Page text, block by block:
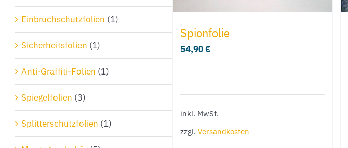
Spionfolie
54,90€
inkl. MwSt.
zzgl.Versandkosten
Einbruchschutzfolien (1)
Sicherheitsfolien (1)
Anti-Graffiti-Folien (1)
Spiegelfolien (3)
Splitterschutzfolien (1)